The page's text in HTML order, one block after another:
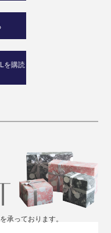
を購読
承っております。